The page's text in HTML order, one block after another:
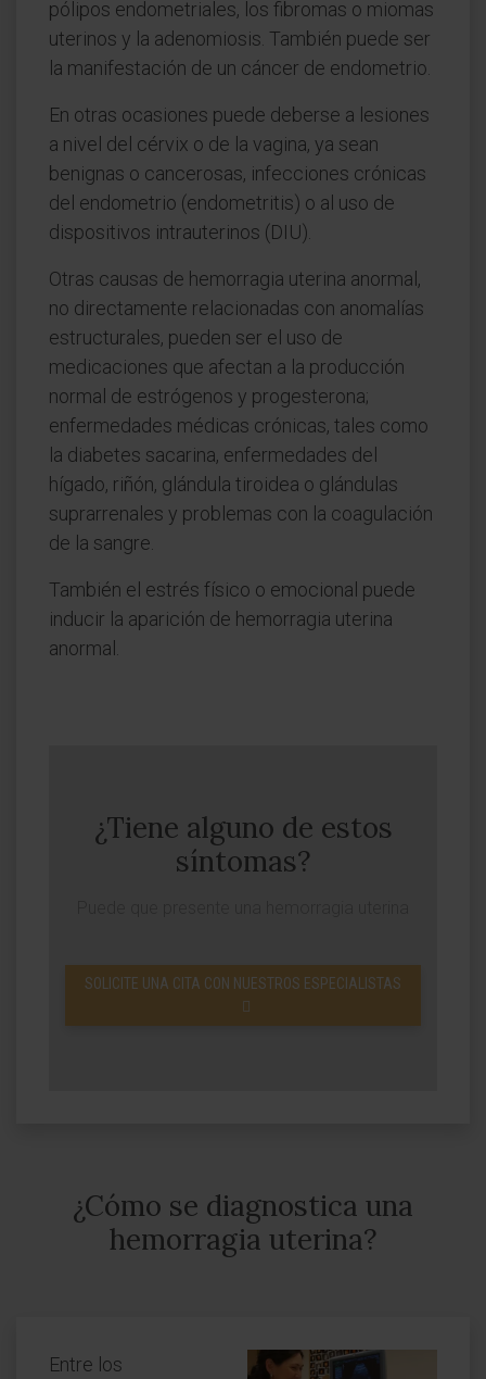
pólipos endometriales, los fibromas o miomas
uterinos y la adenomiosis. También puede ser
la manifestación de un cáncer de endometrio.
En otras ocasiones puede deberse a lesiones
a nivel del cérvix o de la vagina, ya sean
benignas o cancerosas, infecciones crónicas
del endometrio (endometritis) o al uso de
dispositivos intrauterinos (DIU).
Otras causas de hemorragia uterina anormal,
no directamente relacionadas con anomalías
estructurales, pueden ser el uso de
medicaciones que afectan a la producción
normal de estrógenos y progesterona;
enfermedades médicas crónicas, tales como
la diabetes sacarina, enfermedades del
hígado, riñón, glándula tiroidea o glándulas
suprarrenales y problemas con la coagulación
de la sangre.
También el estrés físico o emocional puede
inducir la aparición de hemorragia uterina
anormal.
¿Tiene alguno de estos
síntomas?
SOLICITE UNA CITA CON NUESTROS ESPECIALISTAS
¿Cómo se diagnostica una
hemorragia uterina?
Entre los